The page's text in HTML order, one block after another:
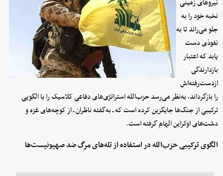
نیروهای زمینی
نخبه خود را به
جلو می‌راند تا به
نفوذی دست
یابد که اعتبار
بازدارندگی
ازدست‌رفته‌اش
را بازگرداند، به‌نظر می‌رسد حزب‌الله استراتژی‌های دفاعی کلاسیک را با الگویی
ترکیبی از جنگ‌ها جایگزین کرده است که ـ به‌گفته ناظران ـ از کوچه‌های غزه و
دشت‌های اوکراین الهام گرفته است.
الگوی ترکیبی حزب‌الله در استفاده از تله‌های مرگ ضد صهیونیست‌ها